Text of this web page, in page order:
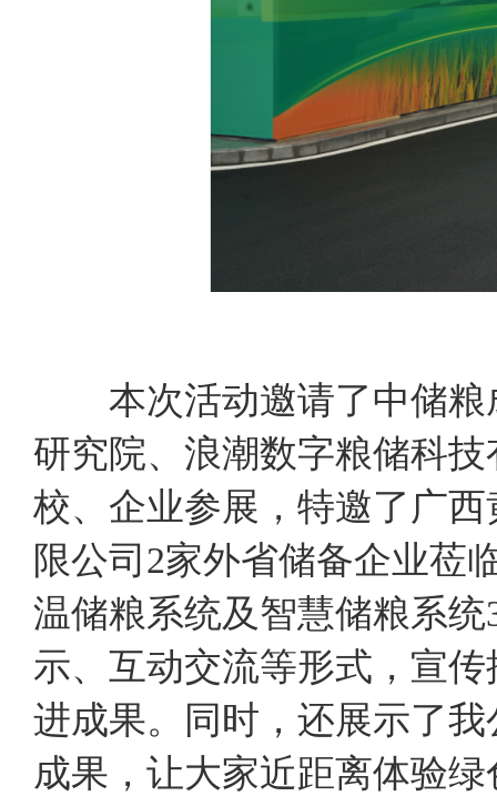
本次活动邀请了中储粮
研究院、浪潮数字粮储科
校、企业参展，特邀了广
限公司2家外省储备企业莅
温储粮系统及智慧储粮系
示、互动交流等形式，宣
进成果。同时，还展示了
成果，让大家近距离体验